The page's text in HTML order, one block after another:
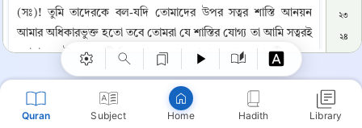
Quran Subject Home Hadith Library
(সঃ)! তুমি তাদেরকে বল-যদি তোমাদের উপর সত্বর শাস্তি আনয়ন
আমার অধিকারভুক্ত হতো তবে তোমরা যে শাস্তির যোগ্য তা আমি সত্বরই
তোমাদের উপর অবতীর্ণ করতাম। আর আল্লাহ তো অত্যাচারীদেরকে
ভালরূপেই জানেন।
📚 তাফসিরে তাবারি
২৩
২৪
২৬